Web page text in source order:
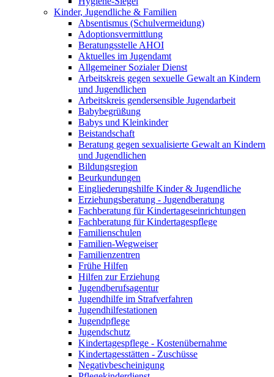
Kinder, Jugendliche & Familien
Absentismus (Schulvermeidung)
Adoptionsvermittlung
Beratungsstelle AHOI
Aktuelles im Jugendamt
Allgemeiner Sozialer Dienst
Arbeitskreis gegen sexuelle Gewalt an Kindern
und Jugendlichen
Arbeitskreis gendersensible Jugendarbeit
Babybegrüßung
Babys und Kleinkinder
Beistandschaft
Beratung gegen sexualisierte Gewalt an Kindern
und Jugendlichen
Bildungsregion
Beurkundungen
Eingliederungshilfe Kinder & Jugendliche
Erziehungsberatung - Jugendberatung
Fachberatung für Kindertageseinrichtungen
Fachberatung für Kindertagespflege
Familienschulen
Familien-Wegweiser
Familienzentren
Frühe Hilfen
Hilfen zur Erziehung
Jugendberufsagentur
Jugendhilfe im Strafverfahren
Jugendhilfestationen
Jugendpflege
Jugendschutz
Kindertagespflege - Kostenübernahme
Kindertagesstätten - Zuschüsse
Negativbescheinigung